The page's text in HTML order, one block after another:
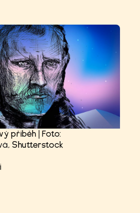
příběh | Foto:
, Shutterstock